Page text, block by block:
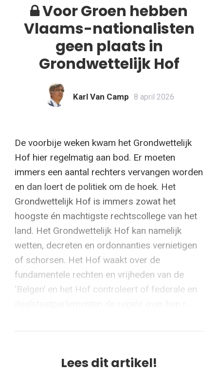
Voor Groen hebben
Vlaams-nationalisten
geen plaats in
Grondwettelijk Hof
Karl Van Camp 8 april 2026
De voorbije weken kwam het Grondwettelijk
Hof hier regelmatig aan bod. Er moeten
immers een aantal rechters vervangen worden
en dan loert de politiek om de hoek. Het
Grondwettelijk Hof is immers zowat het
hoogste én machtigste rechtscollege van het
land. Het Grondwettelijk Hof kan namelijk
wetten, decreten en ordonnanties vernietigen
of schorsen. Het Hof waakt over de
fundamentele rechten en vrijheden van de
‘Belgen’ en het Hof controleert of federale en
Lees dit artikel!